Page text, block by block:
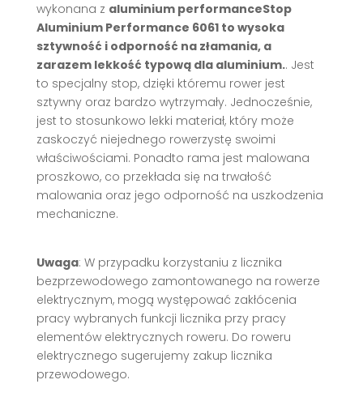
wykonana z aluminium performanceStop
Aluminium Performance 6061 to wysoka
sztywność i odporność na złamania, a
zarazem lekkość typową dla aluminium.. Jest
to specjalny stop, dzięki któremu rower jest
sztywny oraz bardzo wytrzymały. Jednocześnie,
jest to stosunkowo lekki materiał, który może
zaskoczyć niejednego rowerzystę swoimi
właściwościami. Ponadto rama jest malowana
proszkowo, co przekłada się na trwałość
malowania oraz jego odporność na uszkodzenia
mechaniczne.
Uwaga: W przypadku korzystaniu z licznika
bezprzewodowego zamontowanego na rowerze
elektrycznym, mogą występować zakłócenia
pracy wybranych funkcji licznika przy pracy
elementów elektrycznych roweru. Do roweru
elektrycznego sugerujemy zakup licznika
przewodowego.